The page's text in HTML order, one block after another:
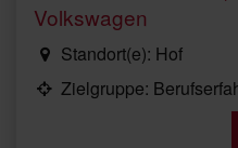
Volkswagen
Standort(e): Hof
Zielgruppe: